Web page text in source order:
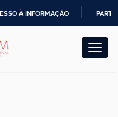
À INFORMAÇÃO